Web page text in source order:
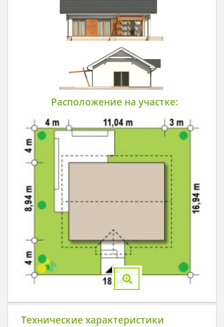
Расположение на участке:
Технические характеристики